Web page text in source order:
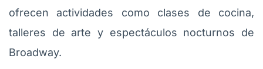
ofrecen actividades como clases de cocina,
talleres de arte y espectáculos nocturnos de
Broadway.